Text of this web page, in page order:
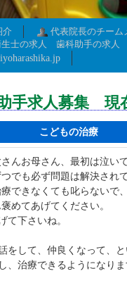
介
代表院長のチーム
士の求人 歯科助手の求
手求人募集 現
こどもの治療
んお母さん、最初は泣い
つでも必ず問題は解決され
療できなくても叱らないで
めてあげてください。
て下さいね。
をして、仲良くなって、
、治療できるようになり